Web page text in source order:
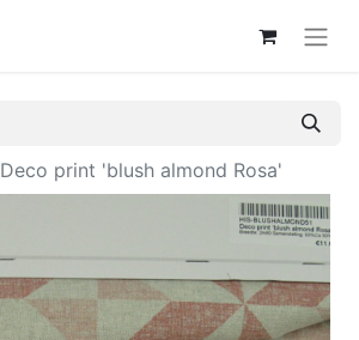
Deco print 'blush almond Rosa'